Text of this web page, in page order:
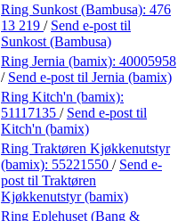
Ring Sunkost (Bambusa): 476
13 219 / Send e-post til
Sunkost (Bambusa)
Ring Jernia (bamix): 40005958
/ Send e-post til Jernia (bamix)
Ring Kitch'n (bamix):
51117135 / Send e-post til
Kitch'n (bamix)
Ring Traktøren Kjøkkenutstyr
(bamix): 55221550 / Send e-
post til Traktøren
Kjøkkenutstyr (bamix)
Ring Eplehuset (Bang &